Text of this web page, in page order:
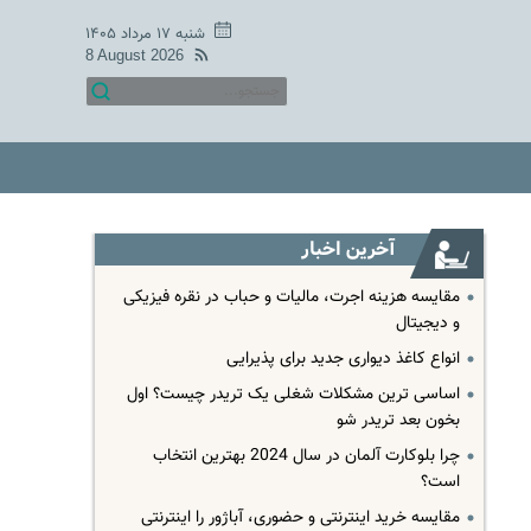
شنبه ۱۷ مرداد ۱۴۰۵
8 August 2026
آخرین اخبار
مقایسه هزینه اجرت، مالیات و حباب در نقره فیزیکی
و دیجیتال
انواع کاغذ دیواری جدید برای پذیرایی
اساسی ترین مشکلات شغلی یک تریدر چیست؟ اول
بخون بعد تریدر شو
چرا بلوکارت آلمان در سال 2024 بهترین انتخاب
است؟
مقایسه خرید اینترنتی و حضوری، آباژور را اینترنتی